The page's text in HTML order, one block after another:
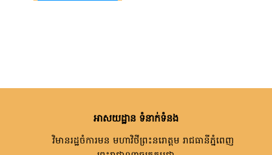
អាសយដ្ឋាន ទំនាក់ទំនង
វិមានរដ្ឋចំការមន មហាវិថីព្រះនរោត្តម រាជធានីភ្នំពេញ